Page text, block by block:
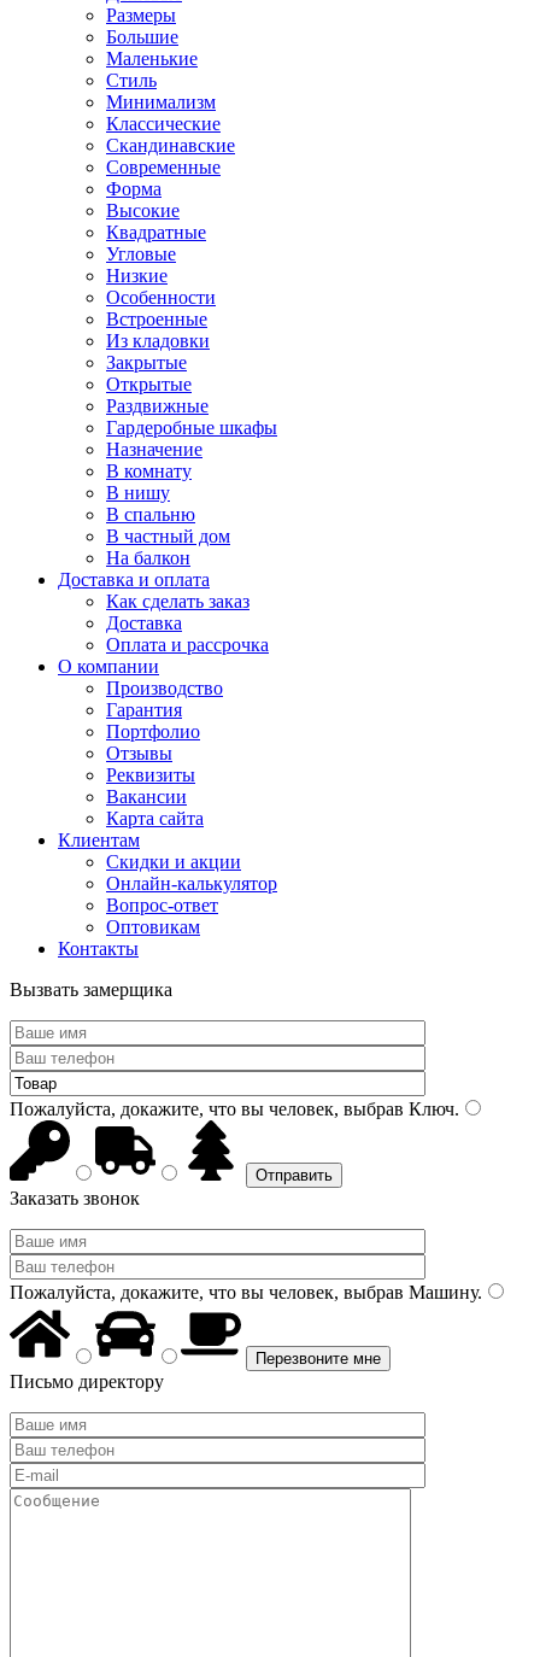
Размеры
Большие
Маленькие
Стиль
Минимализм
Классические
Скандинавские
Современные
Форма
Высокие
Квадратные
Угловые
Низкие
Особенности
Встроенные
Из кладовки
Закрытые
Открытые
Раздвижные
Гардеробные шкафы
Назначение
В комнату
В нишу
В спальню
В частный дом
На балкон
Доставка и оплата
Как сделать заказ
Доставка
Оплата и рассрочка
О компании
Производство
Гарантия
Портфолио
Отзывы
Реквизиты
Вакансии
Карта сайта
Клиентам
Скидки и акции
Онлайн-калькулятор
Вопрос-ответ
Оптовикам
Контакты
Вызвать замерщика
Пожалуйста, докажите, что вы человек, выбрав Ключ.
Заказать звонок
Пожалуйста, докажите, что вы человек, выбрав Машину.
Письмо директору